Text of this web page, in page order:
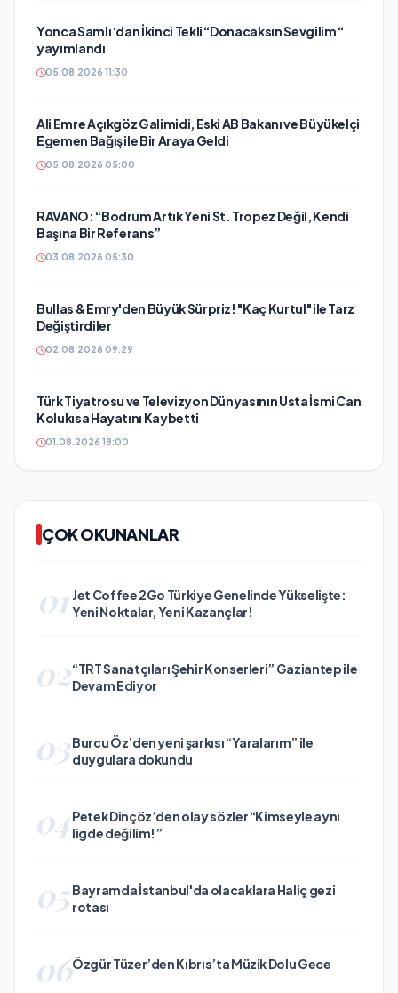
Yonca Samlı ‘dan İkinci Tekli “Donacaksın Sevgilim “
yayımlandı
05.08.2026 11:30
Ali Emre Açıkgöz Galimidi, Eski AB Bakanı ve Büyükelçi
Egemen Bağış ile Bir Araya Geldi
05.08.2026 05:00
RAVANO: “Bodrum Artık Yeni St. Tropez Değil, Kendi
Başına Bir Referans”
03.08.2026 05:30
Bullas & Emry'den Büyük Sürpriz! "Kaç Kurtul" ile Tarz
Değiştirdiler
02.08.2026 09:29
Türk Tiyatrosu ve Televizyon Dünyasının Usta İsmi Can
Kolukısa Hayatını Kaybetti
01.08.2026 18:00
ÇOK OKUNANLAR
01 Jet Coffee 2Go Türkiye Genelinde Yükselişte:
Yeni Noktalar, Yeni Kazançlar!
02“TRT Sanatçıları Şehir Konserleri” Gaziantep ile
Devam Ediyor
03Burcu Öz’den yeni şarkısı “Yaralarım” ile
duygulara dokundu
04Petek Dinçöz’den olay sözler “Kimseyle aynı
ligde değilim!”
05Bayramda İstanbul'da olacaklara Haliç gezi
rotası
06Özgür Tüzer’den Kıbrıs’ta Müzik Dolu Gece